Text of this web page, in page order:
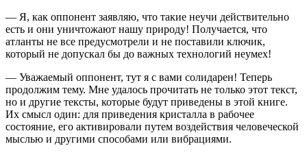
— Я, как оппонент заявляю, что такие неучи действительно
есть и они уничтожают нашу природу! Получается, что
атланты не все предусмотрели и не поставили ключик,
который не допускал бы до важных технологий неумех!
— Уважаемый оппонент, тут я с вами солидарен! Теперь
продолжим тему. Мне удалось прочитать не только этот текст,
но и другие тексты, которые будут приведены в этой книге.
Их смысл один: для приведения кристалла в рабочее
состояние, его активировали путем воздействия человеческой
мыслью и другими способами или вибрациями.